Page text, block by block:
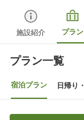
施設紹介 プラン
プラン一覧
宿泊プラン 日帰り